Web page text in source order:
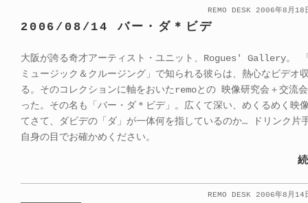
REMO DESK 2006年8月
2006/08/14 バー・ダ＊ビデ
大阪が誇る奇才アーティスト・ユニット、Rogues' Gallery。
ミュージック＆クルージング」で知られる彼らは、熱心なビデオ
る。そのコレクションに軸をおいたremoとの 映像研究会＋交流
った。その名も「バー・ダ＊ビデ」。広くて深い、めくるめく映
てさて、ダビデの「ダ」が一体何を指しているのか… ドリンク片
自身の目でお確かめください。
REMO DESK 2006年8月